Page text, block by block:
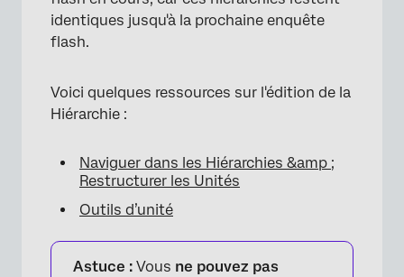
×
identiques jusqu'à la prochaine enquête
flash.
Voici quelques ressources sur l'édition de la
Hiérarchie :
Naviguer dans les Hiérarchies &amp ;
Restructurer les Unités
Outils d’unité
Astuce : Vous ne pouvez pas